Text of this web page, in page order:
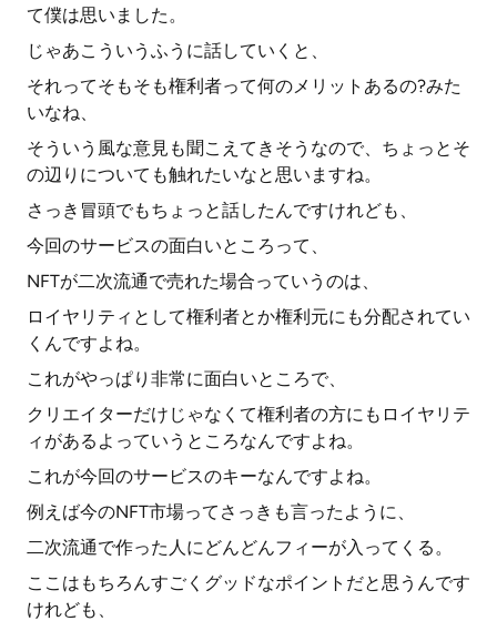
て僕は思いました。
じゃあこういうふうに話していくと、
それってそもそも権利者って何のメリットあるの?みた
いなね、
そういう風な意見も聞こえてきそうなので、ちょっとそ
の辺りについても触れたいなと思いますね。
さっき冒頭でもちょっと話したんですけれども、
今回のサービスの面白いところって、
NFTが二次流通で売れた場合っていうのは、
ロイヤリティとして権利者とか権利元にも分配されてい
くんですよね。
これがやっぱり非常に面白いところで、
クリエイターだけじゃなくて権利者の方にもロイヤリテ
ィがあるよっていうところなんですよね。
これが今回のサービスのキーなんですよね。
例えば今のNFT市場ってさっきも言ったように、
二次流通で作った人にどんどんフィーが入ってくる。
ここはもちろんすごくグッドなポイントだと思うんです
けれども、